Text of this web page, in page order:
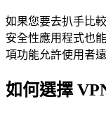
如果您要去扒手比
安全性應用程式也
項功能允許使用者
如何選擇